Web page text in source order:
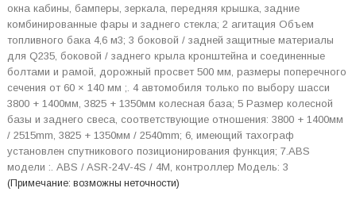
окна кабины, бамперы, зеркала, передняя крышка, задние
комбинированные фары и заднего стекла; 2 агитация Объем
топливного бака 4,6 м3; 3 боковой / задней защитные материалы
для Q235, боковой / заднего крыла кронштейна и соединенные
болтами и рамой, дорожный просвет 500 мм, размеры поперечного
сечения от 60 × 140 мм ;. 4 автомобиля только по выбору шасси
3800 + 1400мм, 3825 + 1350мм колесная база; 5 Размер колесной
базы и заднего свеса, соответствующие отношения: 3800 + 1400мм
/ 2515mm, 3825 + 1350мм / 2540mm; 6, имеющий тахограф
установлен спутникового позиционирования функция; 7.ABS
модели :. ABS / ASR-24V-4S / 4M, контроллер Модель: 3
(Примечание: возможны неточности)